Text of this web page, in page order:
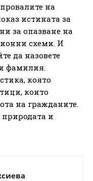
на
истината за
за опазване на
схеми. И
да назовете
фамилия.
която
които
на гражданите.
природата и